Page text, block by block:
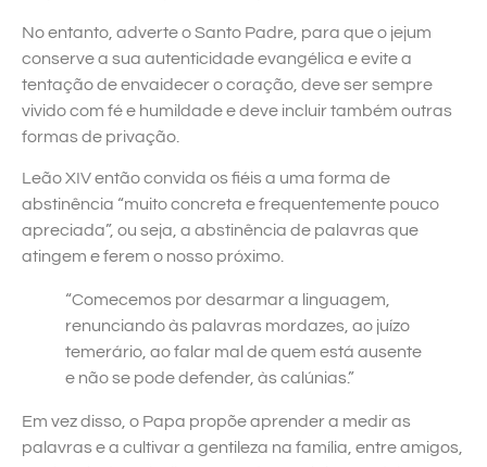
No entanto, adverte o Santo Padre, para que o jejum
conserve a sua autenticidade evangélica e evite a
tentação de envaidecer o coração, deve ser sempre
vivido com fé e humildade e deve incluir também outras
formas de privação.
Leão XIV então convida os fiéis a uma forma de
abstinência “muito concreta e frequentemente pouco
apreciada”, ou seja, a abstinência de palavras que
atingem e ferem o nosso próximo.
“Comecemos por desarmar a linguagem,
renunciando às palavras mordazes, ao juízo
temerário, ao falar mal de quem está ausente
e não se pode defender, às calúnias.”
Em vez disso, o Papa propõe aprender a medir as
palavras e a cultivar a gentileza na família, entre amigos,